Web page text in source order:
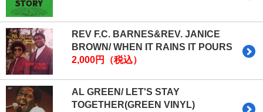
REV F.C. BARNES&REV. JANICE
BROWN/ WHEN IT RAINS IT POURS
2,000円（税込）
AL GREEN/ LET'S STAY
TOGETHER(GREEN VINYL)